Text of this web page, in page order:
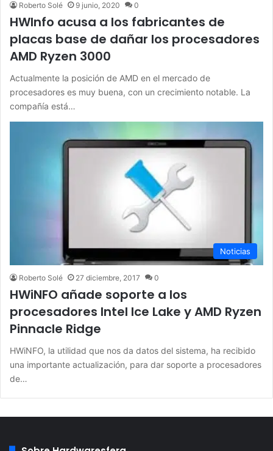
Roberto Solé 9 junio, 2020 0
HWInfo acusa a los fabricantes de
placas base de dañar los procesadores
AMD Ryzen 3000
Actualmente la posición de AMD en el mercado de
procesadores es muy buena, con un crecimiento notable. La
compañía está…
Noticias
Roberto Solé 27 diciembre, 2017 0
HWiNFO añade soporte a los
procesadores Intel Ice Lake y AMD Ryzen
Pinnacle Ridge
HWiNFO, la utilidad que nos da datos del sistema, ha recibido
una importante actualización, para dar soporte a procesadores
de…